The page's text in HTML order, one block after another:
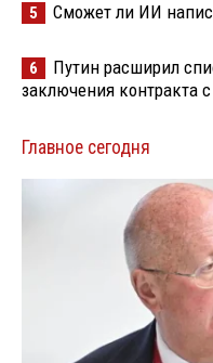
5 Сможет ли ИИ
6
Путин расширил
заключения контракта
Главное сегодня